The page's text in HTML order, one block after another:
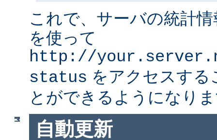
これで、サーバの統計
を使って
http://
status をアクセスす
とができるようになり
自動更新